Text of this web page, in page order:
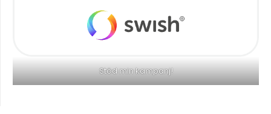
Stöd min kampanj!